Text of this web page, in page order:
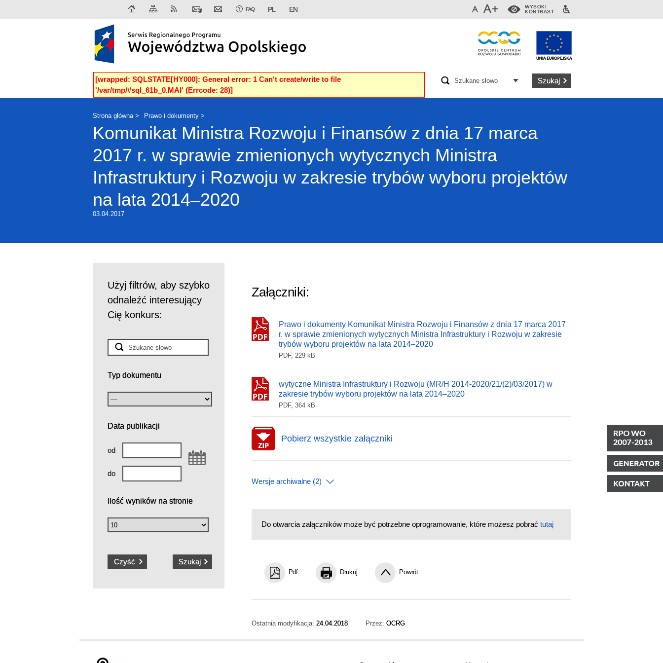
FAQ PL EN
WYSOKI
KONTRAST
[wrapped: SQLSTATE[HY000]: General error: 1 Can't create/write to file
'/var/tmp/#sql_61b_0.MAI' (Errcode: 28)]
Strona główna Prawo i dokumenty
Komunikat Ministra Rozwoju i Finansów z dnia 17 marca
2017 r. w sprawie zmienionych wytycznych Ministra
Infrastruktury i Rozwoju w zakresie trybów wyboru projektów
na lata 2014–2020
03.04.2017
Użyj filtrów, aby szybko
odnaleźć interesujący
Cię konkurs:
Typ dokumentu
Data publikacji
od
do
Ilość wyników na stronie
Załączniki:
Prawo i dokumenty Komunikat Ministra Rozwoju i Finansów z dnia 17 marca 2017
r. w sprawie zmienionych wytycznych Ministra Infrastruktury i Rozwoju w zakresie
trybów wyboru projektów na lata 2014–2020
PDF, 229 kB
wytyczne Ministra Infrastruktury i Rozwoju (MR/H 2014-2020/21/(2)/03/2017) w
zakresie trybów wyboru projektów na lata 2014–2020
PDF, 364 kB
Pobierz wszystkie załączniki
Wersje archiwalne (2)
Do otwarcia załączników może być potrzebne oprogramowanie, które możesz pobrać tutaj
Pdf Drukuj Powrót
Ostatnia modyfikacja: 24.04.2018 Przez: OCRG